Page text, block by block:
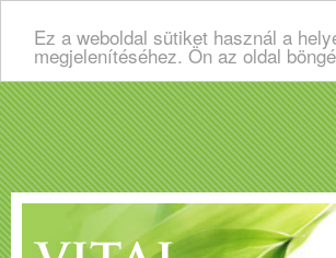
Ez a weboldal sütiket használ a
megjelenítéséhez. Ön az oldal